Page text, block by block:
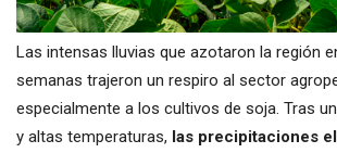
Las intensas lluvias que azotaron la región
semanas trajeron un respiro al sector
especialmente a los cultivos de soja. Tras
y altas temperaturas, las precipitaciones